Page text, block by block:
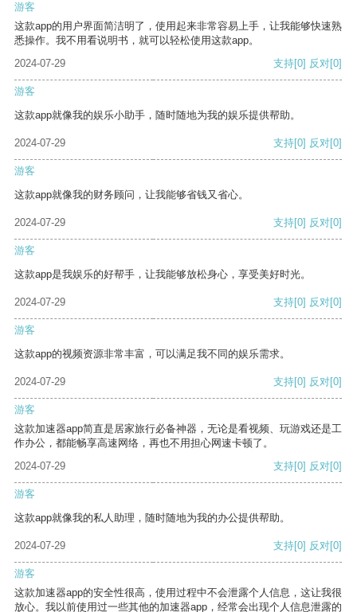
游客
这款app的用户界面简洁明了，使用起来非常容易上手，让我能够快速熟
悉操作。我不用看说明书，就可以轻松使用这款app。
2024-07-29
支持[0] 反对[0]
游客
这款app就像我的娱乐小助手，随时随地为我的娱乐提供帮助。
2024-07-29 支持[0] 反对[0]
游客
这款app就像我的财务顾问，让我能够省钱又省心。
2024-07-29 支持[0] 反对[0]
游客
这款app是我娱乐的好帮手，让我能够放松身心，享受美好时光。
2024-07-29 支持[0] 反对[0]
游客
这款app的视频资源非常丰富，可以满足我不同的娱乐需求。
2024-07-29 支持[0] 反对[0]
游客
这款加速器app简直是居家旅行必备神器，无论是看视频、玩游戏还是工
作办公，都能畅享高速网络，再也不用担心网速卡顿了。
2024-07-29
支持[0] 反对[0]
游客
这款app就像我的私人助理，随时随地为我的办公提供帮助。
2024-07-29 支持[0] 反对[0]
游客
这款加速器app的安全性很高，使用过程中不会泄露个人信息，这让我很
放心。我以前使用过一些其他的加速器app，经常会出现个人信息泄露的